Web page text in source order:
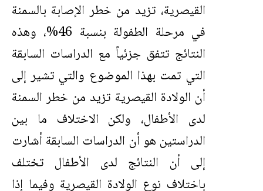
القيصرية، تزيد من خطر الإصابة بالسمنة
في مرحلة الطفولة بنسبة 46%، وهذه
النتائج تتفق جزئياً مع الدراسات السابقة
التي تمت بهذا الموضوع والتي تشير إلى
أن الولادة القيصرية تزيد من خطر السمنة
لدى الأطفال، ولكن الاختلاف ما بين
الدراستين هو أن الدراسات السابقة أشارت
إلى أن النتائج لدى الأطفال تختلف
باختلاف نوع الولادة القيصرية وفيما إذا